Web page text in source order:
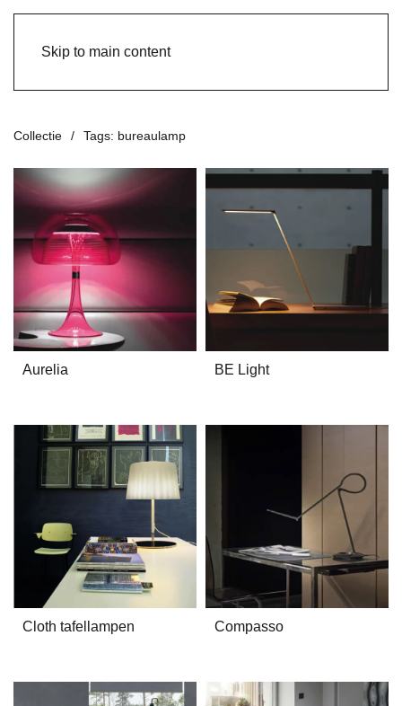
Skip to main content
Collectie Tags: bureaulamp
Aurelia BE Light
Cloth tafellampen Compasso